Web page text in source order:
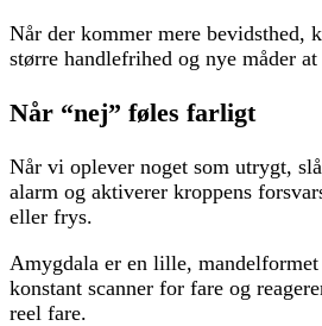
Når der kommer mere bevidsthed,
større handlefrihed og nye måder at
Når “nej” føles farligt
Når vi oplever noget som utrygt,
alarm og aktiverer kroppens
eller frys.
Amygdala er en lille,
konstant scanner for fare og
reel fare.